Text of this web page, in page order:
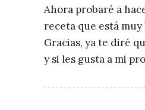
Ahora probaré a
receta que está
Gracias, ya te diré
y si les gusta a mi